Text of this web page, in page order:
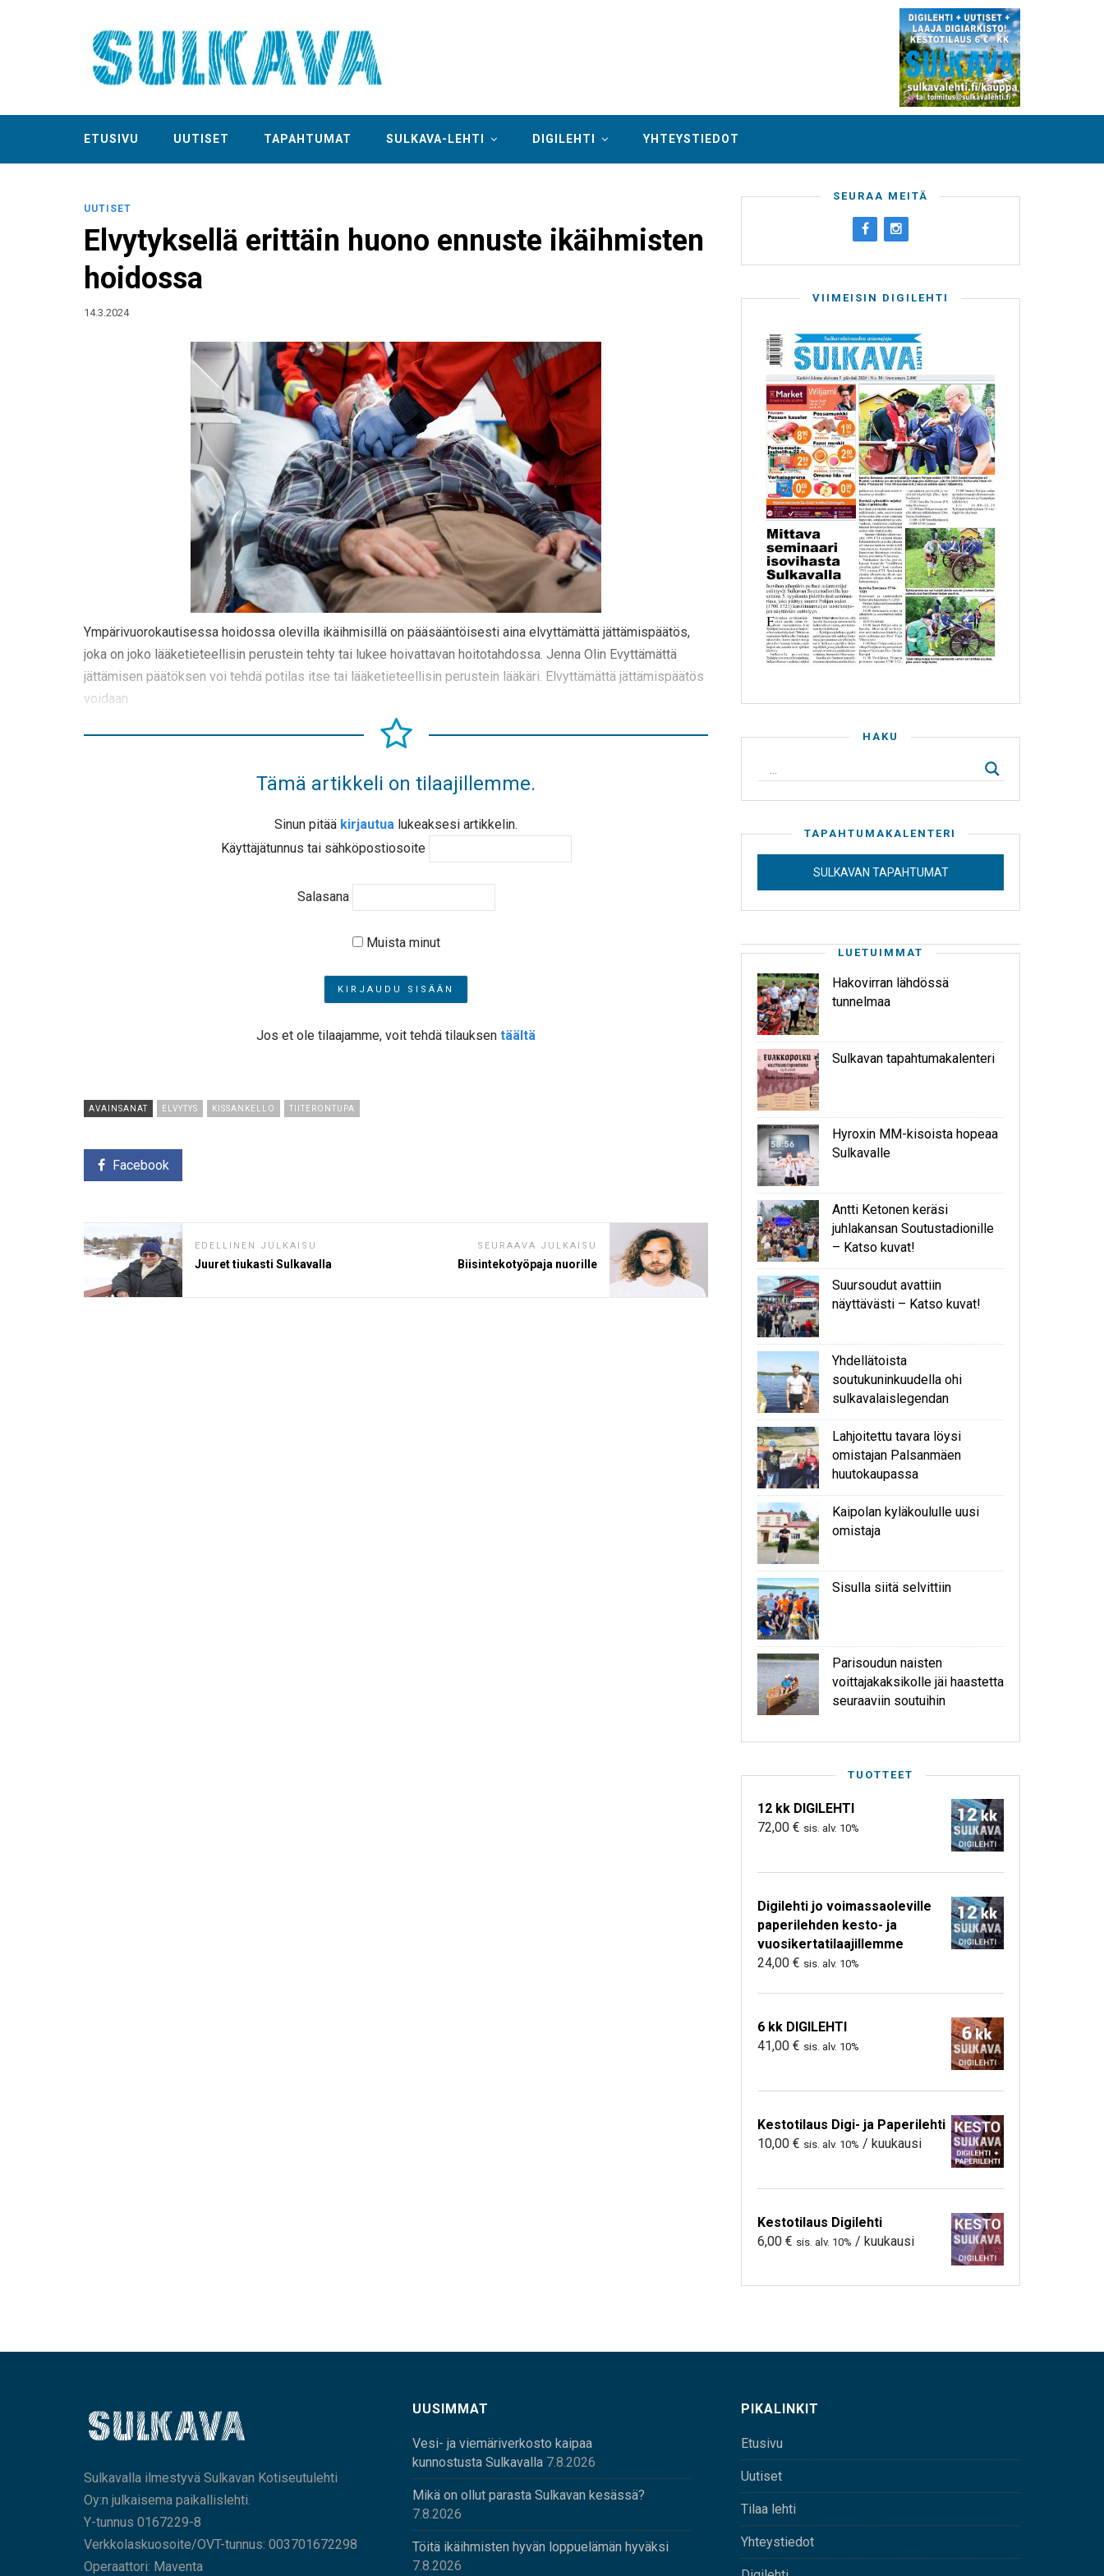
ETUSIVU UUTISET TAPAHTUMAT SULKAVA-LEHTI DIGILEHTI YHTEYSTIEDOT
UUTISET
Elvytyksellä erittäin huono ennuste ikäihmisten
hoidossa
14.3.2024
Ympärivuorokautisessa hoidossa olevilla ikäihmisillä on pääsääntöisesti aina elvyttämättä jättämispäätös,
joka on joko lääketieteellisin perustein tehty tai lukee hoivattavan hoitotahdossa. Jenna Olin Evyttämättä
jättämisen päätöksen voi tehdä potilas itse tai lääketieteellisin perustein lääkäri. Elvyttämättä jättämispäätös
voidaan
Tämä artikkeli on tilaajillemme.
Sinun pitää kirjautua lukeaksesi artikkelin.
Käyttäjätunnus tai sähköpostiosoite
Salasana
Muista minut
Jos et ole tilaajamme, voit tehdä tilauksen täältä
AVAINSANAT ELVYTYS KISSANKELLO TIITERONTUPA
Facebook
EDELLINEN JULKAISU
Juuret tiukasti Sulkavalla
SEURAAVA JULKAISU
Biisintekotyöpaja nuorille
SEURAA MEITÄ
VIIMEISIN DIGILEHTI
HAKU
TAPAHTUMAKALENTERI
SULKAVAN TAPAHTUMAT
LUETUIMMAT
Hakovirran lähdössä
tunnelmaa
Sulkavan tapahtumakalenteri
Hyroxin MM-kisoista hopeaa
Sulkavalle
Antti Ketonen keräsi
juhlakansan Soutustadionille
– Katso kuvat!
Suursoudut avattiin
näyttävästi – Katso kuvat!
Yhdellätoista
soutukuninkuudella ohi
sulkavalaislegendan
Lahjoitettu tavara löysi
omistajan Palsanmäen
huutokaupassa
Kaipolan kyläkoululle uusi
omistaja
Sisulla siitä selvittiin
Parisoudun naisten
voittajakaksikolle jäi haastetta
seuraaviin soutuihin
TUOTTEET
12 kk DIGILEHTI
72,00 € sis. alv. 10%
Digilehti jo voimassaoleville
paperilehden kesto- ja
vuosikertatilaajillemme
24,00 € sis. alv. 10%
6 kk DIGILEHTI
41,00 € sis. alv. 10%
Kestotilaus Digi- ja Paperilehti
10,00 € sis. alv. 10% / kuukausi
Kestotilaus Digilehti
6,00 € sis. alv. 10% / kuukausi
Sulkavalla ilmestyvä Sulkavan Kotiseutulehti
Oy:n julkaisema paikallislehti.
Y-tunnus 0167229-8
Verkkolaskuosoite/OVT-tunnus: 003701672298
Operaattori: Maventa
UUSIMMAT
Vesi- ja viemäriverkosto kaipaa
kunnostusta Sulkavalla 7.8.2026
Mikä on ollut parasta Sulkavan kesässä?
7.8.2026
Töitä ikäihmisten hyvän loppuelämän hyväksi
7.8.2026
PIKALINKIT
Etusivu
Uutiset
Tilaa lehti
Yhteystiedot